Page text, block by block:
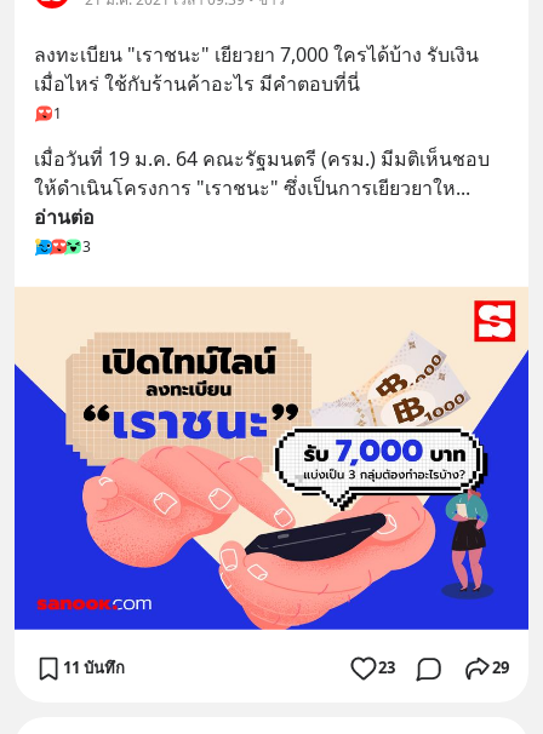
ลงทะเบียน "เราชนะ" เยียวยา 7,000 ใครได้บ้าง รับเงิน
เมื่อไหร่ ใช้กับร้านค้าอะไร มีคำตอบที่นี่
1
เมื่อวันที่ 19 ม.ค. 64 คณะรัฐมนตรี (ครม.) มีมติเห็นชอบ
ให้ดำเนินโครงการ "เราชนะ" ซึ่งเป็นการเยียวยาให
อ่านต่อ
3
11 บันทึก 23 29